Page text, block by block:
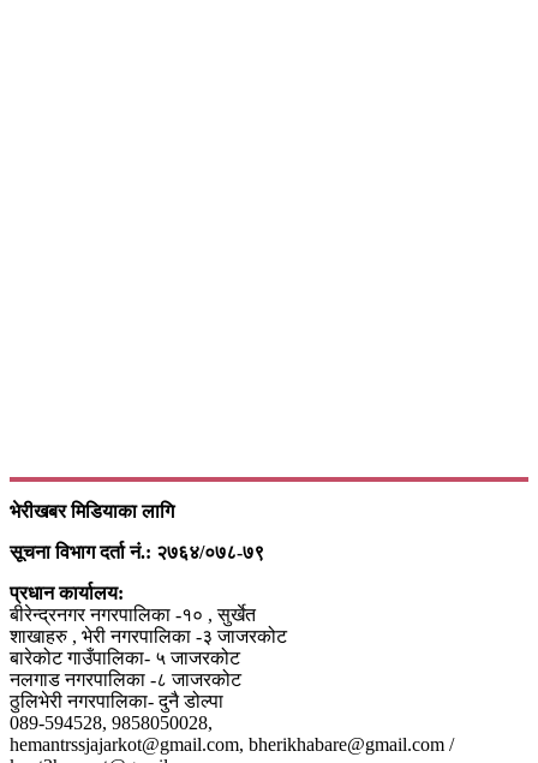
भेरीखबर मिडियाका लागि
सूचना विभाग दर्ता नं.: २७६४/०७८-७९
प्रधान कार्यालय:
बीरेन्द्रनगर नगरपालिका -१० , सुर्खेत
शाखाहरु , भेरी नगरपालिका -३ जाजरकोट
बारेकोट गाउँपालिका- ५ जाजरकोट
नलगाड नगरपालिका -८ जाजरकोट
ठुलिभेरी नगरपालिका- दुनै डोल्पा
089-594528, 9858050028,
hemantrssjajarkot@gmail.com, bherikhabare@gmail.com /